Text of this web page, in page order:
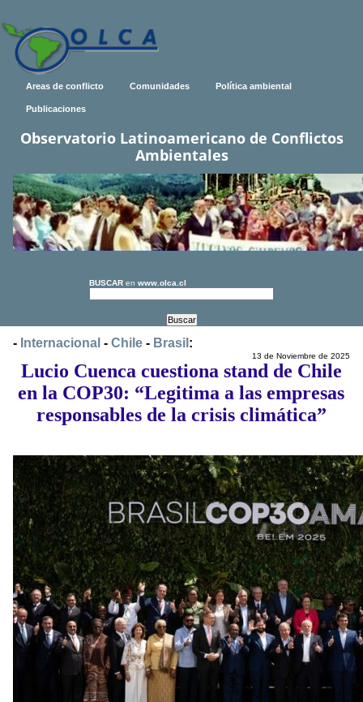
Areas de conflicto Comunidades Política ambiental
Publicaciones
Observatorio Latinoamericano de Conflictos
Ambientales
BUSCAR en www.olca.cl
- Internacional - Chile - Brasil :
13 de Noviembre de 2025
Lucio Cuenca cuestiona stand de Chile
en la COP30: “Legitima a las empresas
responsables de la crisis climática”